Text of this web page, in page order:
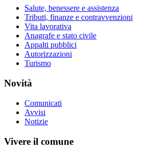
Salute, benessere e assistenza
Tributi, finanze e contravvenzioni
Vita lavorativa
Anagrafe e stato civile
Appalti pubblici
Autorizzazioni
Turismo
Novità
Comunicati
Avvisi
Notizie
Vivere il comune